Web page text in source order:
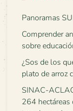
Panoramas
Comprender
sobre
¿Sos de los
plato de arroz
SINAC-
264